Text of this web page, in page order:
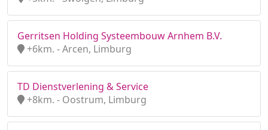
Gerritsen Holding Systeembouw Arnhem B.V.
+6km. - Arcen, Limburg
TD Dienstverlening & Service
+8km. - Oostrum, Limburg